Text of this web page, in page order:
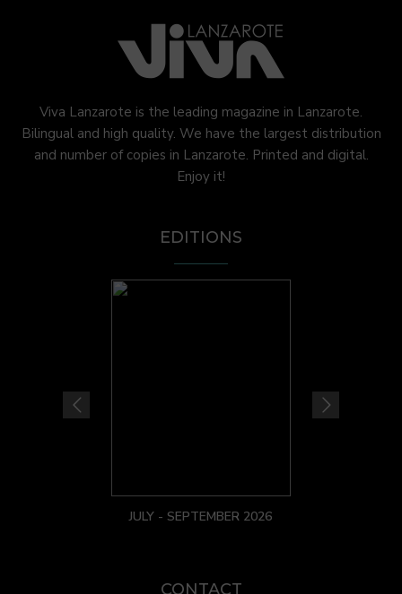
Viva Lanzarote is the leading magazine in Lanzarote.
Bilingual and high quality. We have the largest distribution
and number of copies in Lanzarote. Printed and digital.
Enjoy it!
EDITIONS
JULY - SEPTEMBER 2026
CONTACT